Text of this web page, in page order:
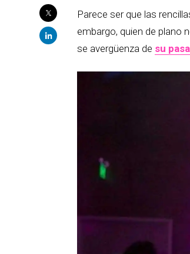
Parece ser que las
embargo, quien de plano
se avergüenza de su